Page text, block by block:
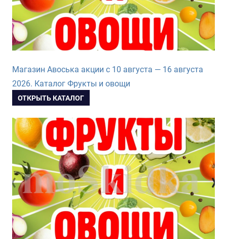
Магазин Авоська акции с 10 августа — 16 августа
2026. Каталог Фрукты и овощи
ОТКРЫТЬ КАТАЛОГ